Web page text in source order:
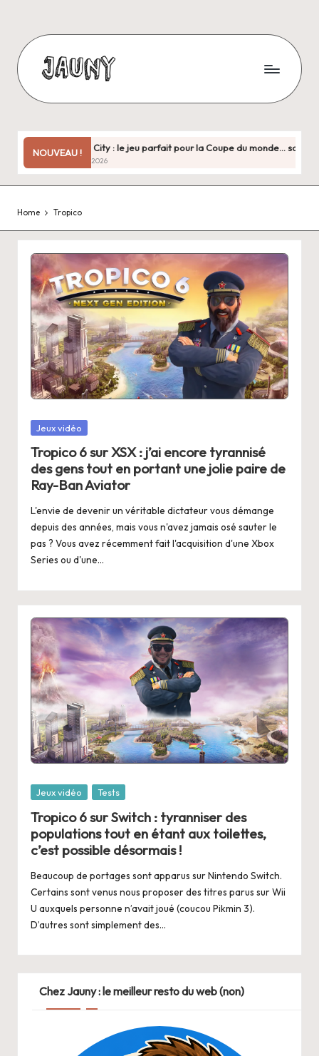
content
J
u
n
.
f
r
NOUVEAU !
Copa City : le jeu parfait pour la Coupe du monde… sauf quand
Home Tropico
Posted
Jeux vidéo
Tropico 6 sur XSX : j’ai encore tyrannisé
des gens tout en portant une jolie paire de
Ray-Ban Aviator
L'envie de devenir un véritable dictateur vous démange
depuis des années, mais vous n'avez jamais osé sauter le
pas ? Vous avez récemment fait l'acquisition d'une Xbox
Series ou d'une…
Posted
Jeux vidéo Tests
Tropico 6 sur Switch : tyranniser des
populations tout en étant aux toilettes,
c’est possible désormais !
Beaucoup de portages sont apparus sur Nintendo Switch.
Certains sont venus nous proposer des titres parus sur Wii
U auxquels personne n’avait joué (coucou Pikmin 3).
D’autres sont simplement des…
Chez Jauny : le meilleur resto du web (non)